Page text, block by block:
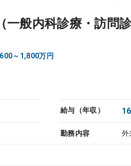
一般内科診療・訪問
～1,800万円
給与（年収）
勤務内容 外